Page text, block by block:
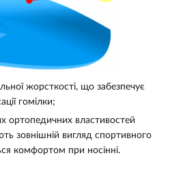
жорсткості, що забезпечує
гомілки;
ортопедичних властивостей
зовнішній вигляд спортивного
комфортом при носінні.